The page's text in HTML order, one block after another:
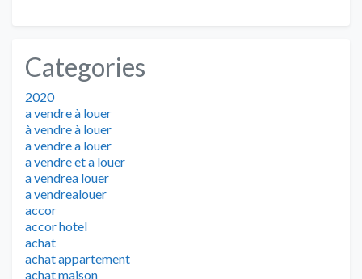
Categories
2020
a vendre à louer
à vendre à louer
a vendre a louer
a vendre et a louer
a vendrea louer
a vendrealouer
accor
accor hotel
achat
achat appartement
achat maison